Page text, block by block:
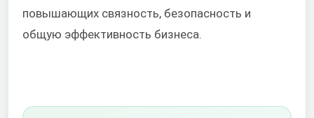
повышающих связность, безопасность и
общую эффективность бизнеса.